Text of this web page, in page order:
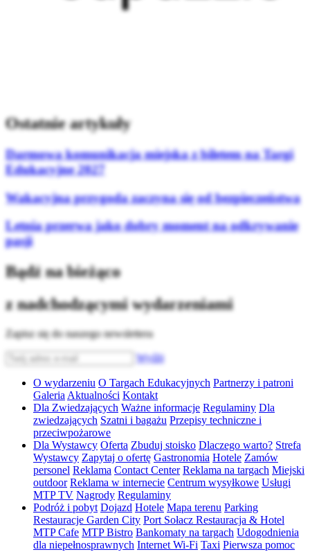
Ostatnie artykuły
Darmowa komunikacja miejska z biletem na Targi
Edukacyjne 2027
Wakacyjna przygoda zaczyna się od bezpieczeństwa
Letnia przerwa jako dobry moment na odkrywanie
pasji
Bądź na bieżąco
z nadchodzącymi wydarzeniami
Zapisz się do naszego newslettera
Wyślij
O wydarzeniu O Targach Edukacyjnych Partnerzy i patroni
Galeria Aktualności Kontakt
Dla Zwiedzających Ważne informacje Regulaminy Dla
zwiedzających Szatni i bagażu Przepisy techniczne i
przeciwpożarowe
Dla Wystawcy Oferta Zbuduj stoisko Dlaczego warto? Strefa
Wystawcy Zapytaj o ofertę Gastronomia Hotele Zamów
personel Reklama Contact Center Reklama na targach Miejski
outdoor Reklama w internecie Centrum wysyłkowe Usługi
MTP TV Nagrody Regulaminy
Podróż i pobyt Dojazd Hotele Mapa terenu Parking
Restauracje Garden City Port Sołacz Restauracja & Hotel
MTP Cafe MTP Bistro Bankomaty na targach Udogodnienia
dla niepełnosprawnych Internet Wi-Fi Taxi Pierwsza pomoc